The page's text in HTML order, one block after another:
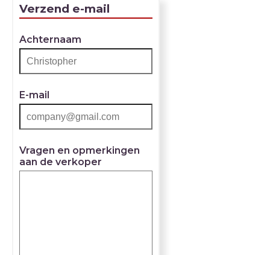
Verzend e-mail
Achternaam
E-mail
Vragen en opmerkingen
aan de verkoper